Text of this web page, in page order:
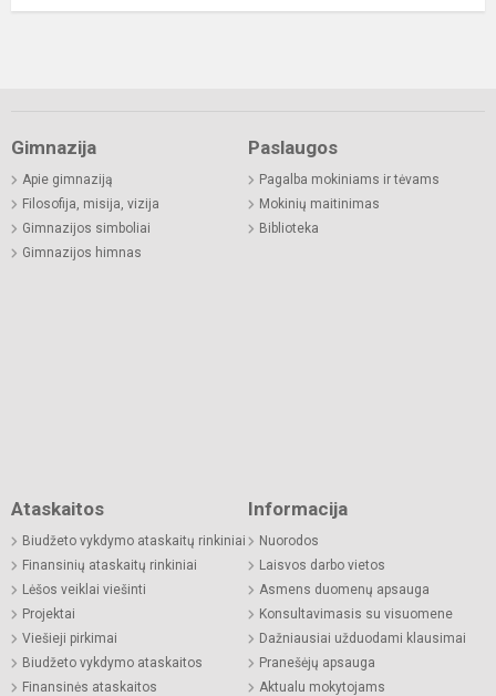
Gimnazija
Apie gimnaziją
Filosofija, misija, vizija
Gimnazijos simboliai
Gimnazijos himnas
Paslaugos
Pagalba mokiniams ir tėvams
Mokinių maitinimas
Biblioteka
Ataskaitos
Biudžeto vykdymo ataskaitų rinkiniai
Finansinių ataskaitų rinkiniai
Lėšos veiklai viešinti
Projektai
Viešieji pirkimai
Biudžeto vykdymo ataskaitos
Finansinės ataskaitos
Informacija
Nuorodos
Laisvos darbo vietos
Asmens duomenų apsauga
Konsultavimasis su visuomene
Dažniausiai užduodami klausimai
Pranešėjų apsauga
Aktualu mokytojams